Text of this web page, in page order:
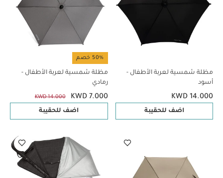
مظلة شمسية لعربة الأطفال -
أسود
KWD 14.000
اضف للحقيبة
50% خصم
مظلة شمسية لعربة الأطفال -
رمادي
KWD 7.000
KWD 14.000
اضف للحقيبة